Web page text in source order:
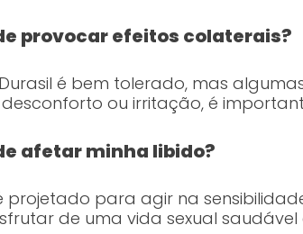
provocar efeitos colaterais?
é bem tolerado, mas
ou irritação, é
afetar minha libido?
projetado para agir na
de uma vida sexual saudável